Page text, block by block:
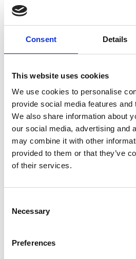
Consent Details
This website uses cookies
We use cookies to personalise
provide social media features and
We also share information about
our social media, advertising and
may combine it with other
provided to them or that they’ve
of their services.
Selection
Necessary
Preferences
Fulvio Furbatto
CEO & Founder di
Diventano più numerosi gli
le richieste delle aziende che
relazioni brand-utente. Ma la
maggior parte delle aziende è